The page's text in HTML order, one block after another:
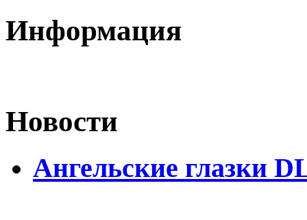
Информация
Новости
Ангельские глазки